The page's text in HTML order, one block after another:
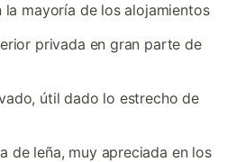
mayoría de los alojamientos
privada en gran parte de
útil dado lo estrecho de
de leña, muy apreciada en los